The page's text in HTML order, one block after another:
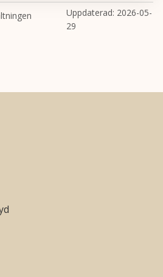
Uppdaterad: 2026-05-
29